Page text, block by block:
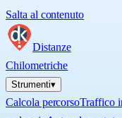
Salta al contenuto
Distanze
Chilometriche
Strumenti▾
Calcola percorsoTraffico